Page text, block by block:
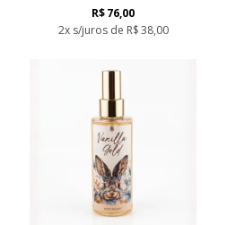
R$76,00
2x s/juros de R$38,00